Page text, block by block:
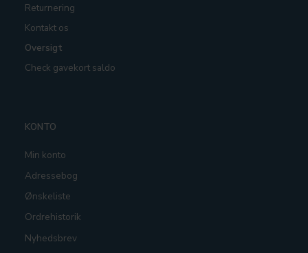
Returnering
Kontakt os
Oversigt
Check gavekort saldo
KONTO
Min konto
Adressebog
Ønskeliste
Ordrehistorik
Nyhedsbrev